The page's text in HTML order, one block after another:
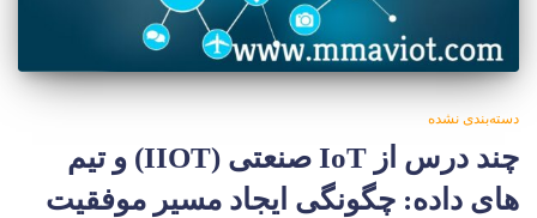
دسته‌بندی نشده
چند درس از IoT صنعتی (IIOT) و تیم
های داده: چگونگی ایجاد مسیر موفقیت